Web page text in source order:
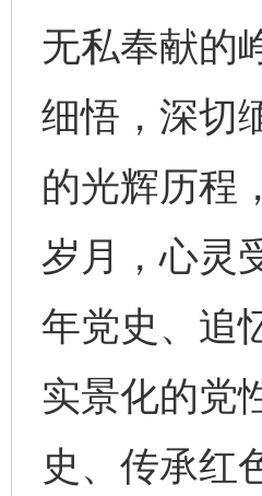
无私奉献的
细悟，深切
的光辉历程
岁月，心灵
年党史、追
实景化的党
史、传承红